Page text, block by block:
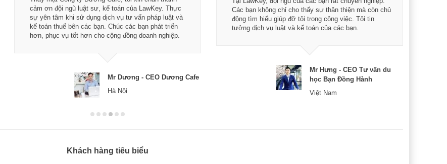
cảm ơn đội ngũ luật sư, kế toán của LawKey. Thực
sự yên tâm khi sử dụng dịch vụ tư vấn pháp luật và
kế toán thuế bên các bạn. Chúc các bạn phát triển
hơn, phục vụ tốt hơn cho cộng đồng doanh nghiệp.
Mr Dương - CEO Dương Cafe
Hà Nội
Các bạn không chỉ cho thấy sự thân thiện mà còn chủ
động tìm hiểu giúp đỡ tôi trong công việc. Tôi tin
tưởng dịch vụ luật và kế toán của các bạn.
Mr Hưng - CEO Tư vấn du
học Bạn Đồng Hành
Việt Nam
Khách hàng tiêu biểu